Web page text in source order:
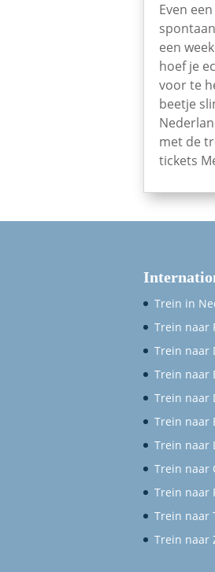
Even
een
hoef je
voor te
beetje
met de
tickets
Trein in
Trein naar
Trein naar
Trein naar
Trein naar
Trein naar
Trein naar
Trein naar
Trein naar
Trein naar
Trein naar